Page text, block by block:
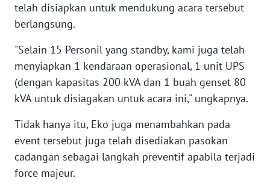
telah disiapkan untuk mendukung acara tersebut
berlangsung.
"Selain 15 Personil yang standby, kami juga telah
menyiapkan 1 kendaraan operasional, 1 unit UPS
(dengan kapasitas 200 kVA dan 1 buah genset 80
kVA untuk disiagakan untuk acara ini," ungkapnya.
Tidak hanya itu, Eko juga menambahkan pada
event tersebut juga telah disediakan pasokan
cadangan sebagai langkah preventif apabila terjadi
force majeur.
PAPUA
BARAT
WN
RIAU
SERAMBI
WN